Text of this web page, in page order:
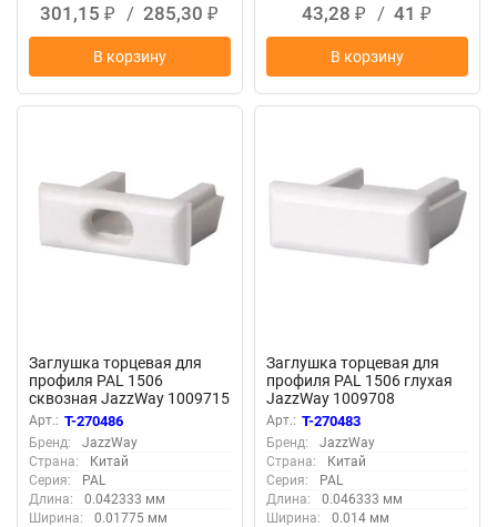
301,15 ₽ / 285,30 ₽
В корзину
43,28 ₽ / 41 ₽
В корзину
Заглушка торцевая для
профиля PAL 1506
сквозная JazzWay 1009715
Арт.: T-270486
Бренд:
JazzWay
Страна:
Китай
Серия:
PAL
Длина:
0.042333 мм
Ширина:
0.01775 мм
Заглушка торцевая для
профиля PAL 1506 глухая
JazzWay 1009708
Арт.: T-270483
Бренд:
JazzWay
Страна:
Китай
Серия:
PAL
Длина:
0.046333 мм
Ширина:
0.014 мм